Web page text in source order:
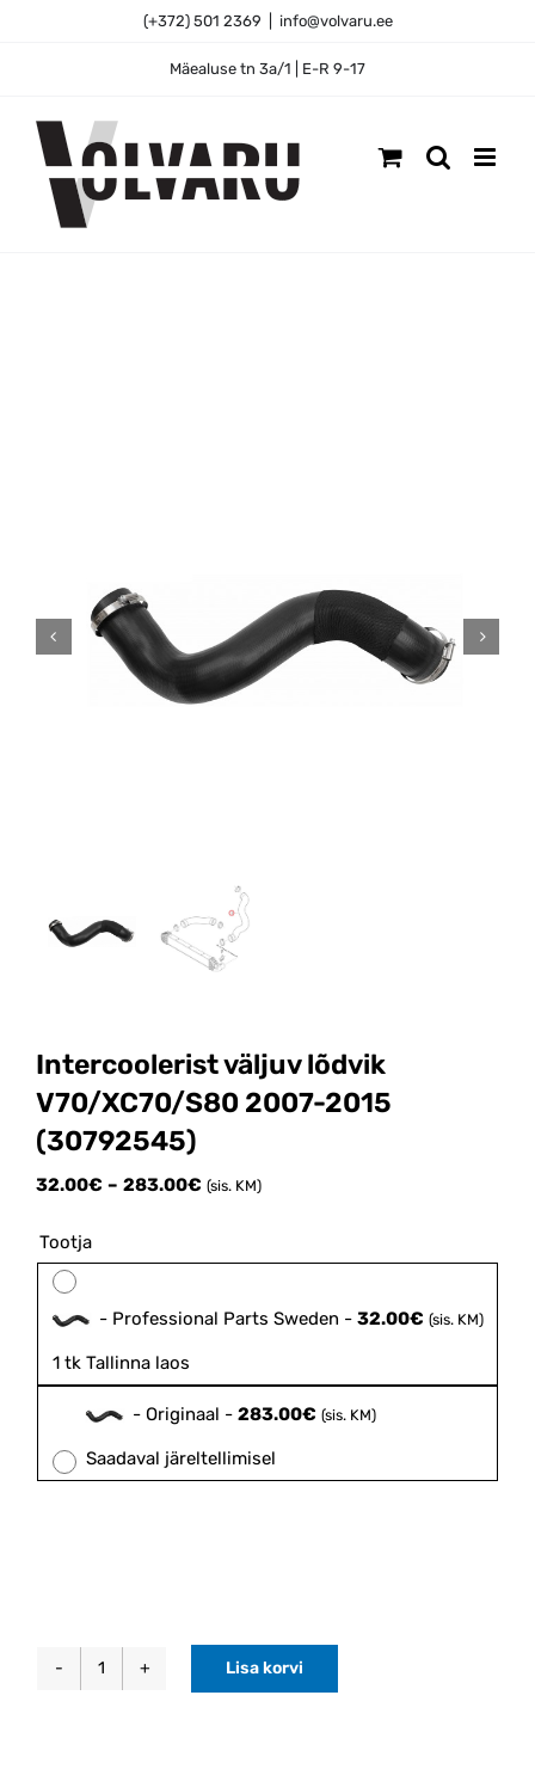
(+372) 501 2369 info@volvaru.ee
Mäealuse tn 3a/1 | E-R 9-17
Intercoolerist väljuv lõdvik
V70/XC70/S80 2007-2015
(30792545)
32.00€ – 283.00€ Price
through
(sis. KM)
Tootja
- Professional Parts Sweden - 32.00€ (sis. KM)
1 tk Tallinna laos
- Originaal - 283.00€ (sis. KM)
Saadaval järeltellimisel
Intercoolerist
Lisa korvi